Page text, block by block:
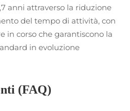
anni attraverso la riduzione
del tempo di attività, con
in corso che garantiscono la
in evoluzione
(FAQ)